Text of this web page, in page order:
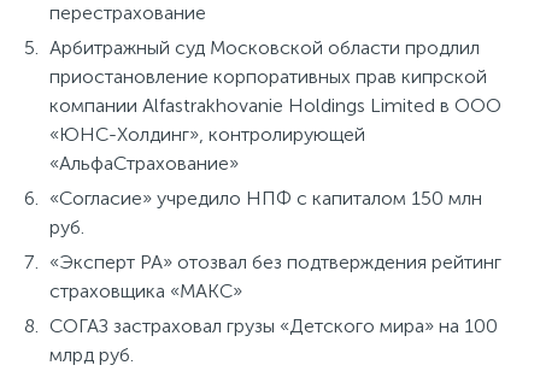
перестрахование
Арбитражный суд Московской области продлил
приостановление корпоративных прав кипрской
компании Alfastrakhovanie Holdings Limited в ООО
«ЮНС-Холдинг», контролирующей
«АльфаСтрахование»
«Согласие» учредило НПФ с капиталом 150 млн
руб.
«Эксперт РА» отозвал без подтверждения рейтинг
страховщика «МАКС»
СОГАЗ застраховал грузы «Детского мира» на 100
млрд руб.